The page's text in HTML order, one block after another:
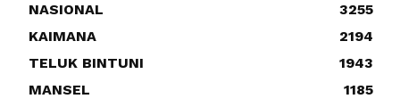
NASIONAL
3255
KAIMANA
2194
TELUK BINTUNI
1943
MANSEL
1185